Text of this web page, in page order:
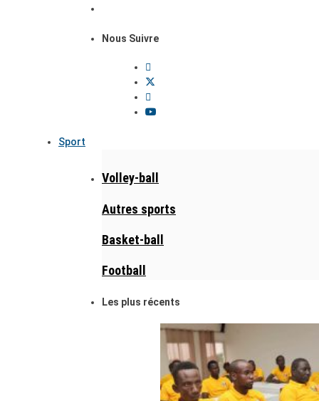
Nous Suivre
Sport
Volley-ball
Autres sports
Basket-ball
Football
Les plus récents